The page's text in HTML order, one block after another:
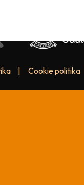
Cookie politika